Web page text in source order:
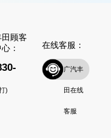
田顾客
：
)
在线客服：
广汽丰
田在线
客服